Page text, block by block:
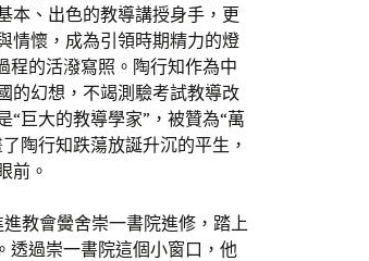
本、出色的教導講授身手，更
情懷，成為引領時期精力的燈
程的活潑寫照。陶行知作為中
的幻想，不竭測驗考試教導改
巨大的教導學家”，被贊為“萬
陶行知跌蕩放誕升沉的平生，
前。
教會黌舍崇一書院進修，踏上
透過崇一書院這個小窗口，他